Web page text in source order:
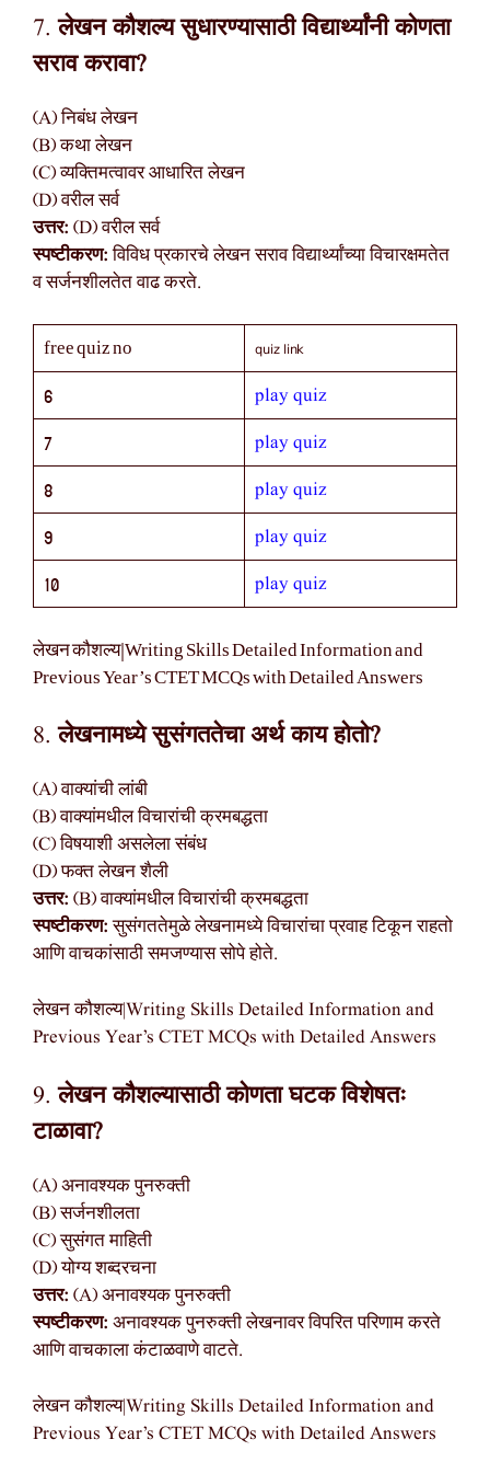
7.लेखन कौशल्य सुधारण्यासाठी विद्यार्थ्यांनी कोणता
सराव करावा?
(A) निबंध लेखन
(B) कथा लेखन
(C) व्यक्तिमत्वावर आधारित लेखन
(D) वरील सर्व
उत्तर: (D) वरील सर्व
स्पष्टीकरण:विविध प्रकारचे लेखन सराव विद्यार्थ्यांच्या विचारक्षमतेत
व सर्जनशीलतेत वाढ करते.
free quiz no quiz link
6 play quiz
7 play quiz
8 play quiz
9 play quiz
10 play quiz
लेखन कौशल्य|Writing Skills Detailed Information and
Previous Year’s CTET MCQs with Detailed Answers
8.लेखनामध्ये सुसंगततेचा अर्थ काय होतो?
(A) वाक्यांची लांबी
(B) वाक्यांमधील विचारांची क्रमबद्धता
(C) विषयाशी असलेला संबंध
(D) फक्त लेखन शैली
उत्तर: (B) वाक्यांमधील विचारांची क्रमबद्धता
स्पष्टीकरण:सुसंगततेमुळे लेखनामध्ये विचारांचा प्रवाह टिकून राहतो
आणि वाचकांसाठी समजण्यास सोपे होते.
लेखन कौशल्य|Writing Skills Detailed Information and
Previous Year’s CTET MCQs with Detailed Answers
9.लेखन कौशल्यासाठी कोणता घटक विशेषतः
टाळावा?
(A) अनावश्यक पुनरुक्ती
(B) सर्जनशीलता
(C) सुसंगत माहिती
(D) योग्य शब्दरचना
उत्तर: (A) अनावश्यक पुनरुक्ती
स्पष्टीकरण: अनावश्यक पुनरुक्ती लेखनावर विपरित परिणाम करते
आणि वाचकाला कंटाळवाणे वाटते.
लेखन कौशल्य|Writing Skills Detailed Information and
Previous Year’s CTET MCQs with Detailed Answers